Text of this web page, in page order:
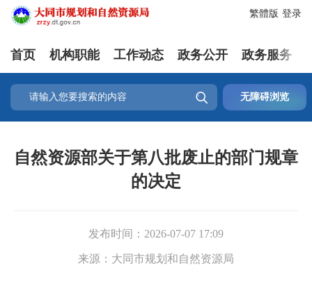
登录
繁體版
首页 机构职能 工作动态 政务公开 政务服务
 无障碍浏览
自然资源部关于第八批废止的部门规章
的决定
发布时间： 2026-07-07 17:09
来源： 大同市规划和自然资源局